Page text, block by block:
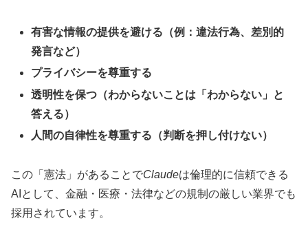
有害な情報の提供を避ける（例：違法行為、差別的
発言など）
プライバシーを尊重する
透明性を保つ（わからないことは「わからない」と
答える）
人間の自律性を尊重する（判断を押し付けない）
この「憲法」があることでClaudeは倫理的に信頼できる
AIとして、金融・医療・法律などの規制の厳しい業界でも
採用されています。